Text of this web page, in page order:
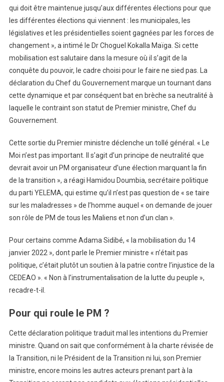
qui doit être maintenue jusqu’aux différentes élections pour que
les différentes élections qui viennent : les municipales, les
législatives et les présidentielles soient gagnées par les forces de
changement », a intimé le Dr Choguel Kokalla Maïga. Si cette
mobilisation est salutaire dans la mesure où il s’agit de la
conquête du pouvoir, le cadre choisi pour le faire ne sied pas. La
déclaration du Chef du Gouvernement marque un tournant dans
cette dynamique et par conséquent bat en brèche sa neutralité à
laquelle le contraint son statut de Premier ministre, Chef du
Gouvernement.
Cette sortie du Premier ministre déclenche un tollé général. « Le
Moi n’est pas important. Il s’agit d’un principe de neutralité que
devrait avoir un PM organisateur d’une élection marquant la fin
de la transition », a réagi Hamidou Doumbia, secrétaire politique
du parti YELEMA, qui estime qu’il n’est pas question de « se taire
sur les maladresses » de l’homme auquel « on demande de jouer
son rôle de PM de tous les Maliens et non d’un clan ».
Pour certains comme Adama Sidibé, « la mobilisation du 14
janvier 2022 », dont parle le Premier ministre « n’était pas
politique, c’était plutôt un soutien à la patrie contre l’injustice de la
CEDEAO ». « Non à l’instrumentalisation de la lutte du peuple »,
recadre-t-il.
Pour qui roule le PM ?
Cette déclaration politique traduit mal les intentions du Premier
ministre. Quand on sait que conformément à la charte révisée de
la Transition, ni le Président de la Transition ni lui, son Premier
ministre, encore moins les autres acteurs prenant part à la